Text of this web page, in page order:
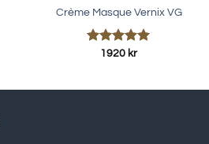
Crème Masque Vernix VG
Betygsatt
1920 kr